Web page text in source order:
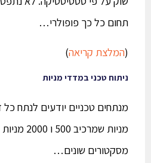
תחום כל כך פופולרי…
המלצת קריאה)
ניתוח טכני במדדי מניות
מנתחים טכניים יודעים לנתח
מניות שמרכיב
מסקטורים שונים…